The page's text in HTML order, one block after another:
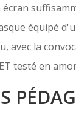
écran
équipé
avec la
testé en